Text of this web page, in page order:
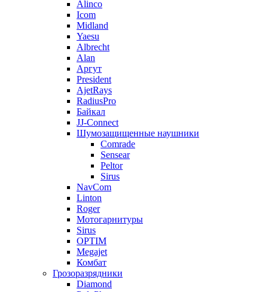
Alinco
Icom
Midland
Yaesu
Albrecht
Alan
Аргут
President
AjetRays
RadiusPro
Байкал
JJ-Connect
Шумозащищенные наушники
Comrade
Sensear
Peltor
Sirus
NavCom
Linton
Roger
Мотогарнитуры
Sirus
OPTIM
Megajet
Комбат
Грозоразрядники
Diamond